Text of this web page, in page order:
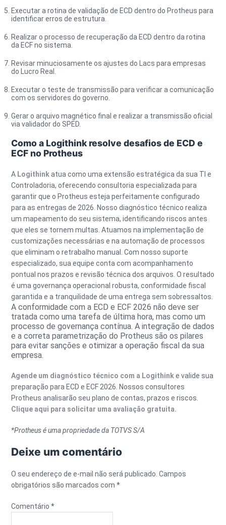
Executar a rotina de validação de ECD dentro do Protheus para
identificar erros de estrutura.
Realizar o processo de recuperação da ECD dentro da rotina
da ECF no sistema.
Revisar minuciosamente os ajustes do Lacs para empresas
do Lucro Real.
Executar o teste de transmissão para verificar a comunicação
com os servidores do governo.
Gerar o arquivo magnético final e realizar a transmissão oficial
via validador do SPED.
Como a Logithink resolve desafios de ECD e
ECF no Protheus
A Logithink atua como uma extensão estratégica da sua TI e
Controladoria, oferecendo consultoria especializada para
garantir que o Protheus esteja perfeitamente configurado
para as entregas de 2026. Nossodiagnóstico técnico realiza
um mapeamento do seu sistema, identificando riscos antes
que eles se tornem multas. Atuamos naimplementação de
customizações necessárias e na automação de processos
que eliminam o retrabalho manual. Com nossosuporte
especializado, sua equipe conta com acompanhamento
pontual nos prazos e revisão técnica dos arquivos. O resultado
é uma governança operacional robusta, conformidade fiscal
garantida e a tranquilidade de uma entrega sem sobressaltos.
A conformidade com a ECD e ECF 2026 não deve ser
tratada como uma tarefa de última hora, mas como um
processo de governança contínua. A integração de dados
e a correta parametrização do Protheus são os pilares
para evitar sanções e otimizar a operação fiscal da sua
empresa.
Agende um diagnóstico técnico com a Logithink e valide sua
preparação para ECD e ECF 2026. Nossos consultores
Protheus analisarão seu plano de contas, prazos e riscos.
Clique aqui para solicitar uma avaliação gratuita.
*Protheus é uma propriedade da TOTVS S/A
Deixe um comentário
O seu endereço de e-mail não será publicado. Campos
obrigatórios são marcados com*
Comentário*